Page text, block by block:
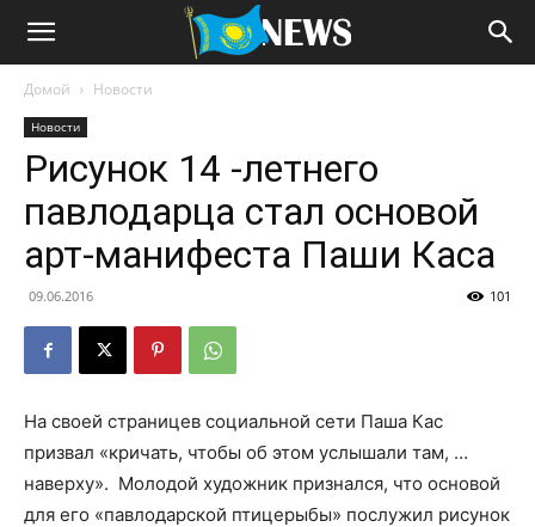
Домой Новости
Новости
Рисунок 14 -летнего
павлодарца стал основой
арт-манифеста Паши Каса
09.06.2016 101
На своей страницев социальной сети Паша Кас
призвал «кричать, чтобы об этом услышали там, …
наверху». Молодой художник признался, что основой
для его «павлодарской птицерыбы» послужил рисунок